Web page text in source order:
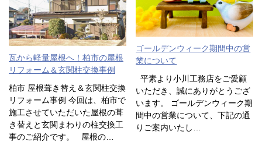
瓦から軽量屋根へ！柏市の屋根
リフォーム＆玄関柱交換事例
柏市 屋根葺き替え＆玄関柱交換
リフォーム事例 今回は、柏市で
施工させていただいた屋根の葺
き替えと玄関まわりの柱交換工
事のご紹介です。 屋根の…
ゴールデンウィーク期間中の営
業について
平素より小川工務店をご愛顧
いただき、誠にありがとうござ
います。 ゴールデンウィーク期
間中の営業について、下記の通
りご案内いたし…